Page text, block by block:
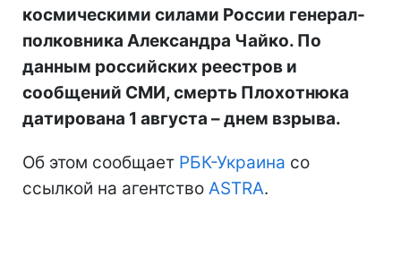
космическими силами России генерал-
полковника Александра Чайко. По
данным российских реестров и
сообщений СМИ, смерть Плохотнюка
датирована 1 августа – днем взрыва.
Об этом сообщает РБК-Украина со
ссылкой на агентство ASTRA.